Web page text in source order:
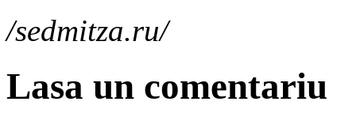
/sedmitza.ru/
Lasa un comentariu